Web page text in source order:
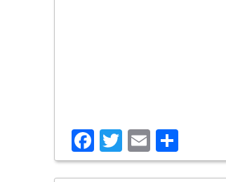
Facebook
Twitter
Email